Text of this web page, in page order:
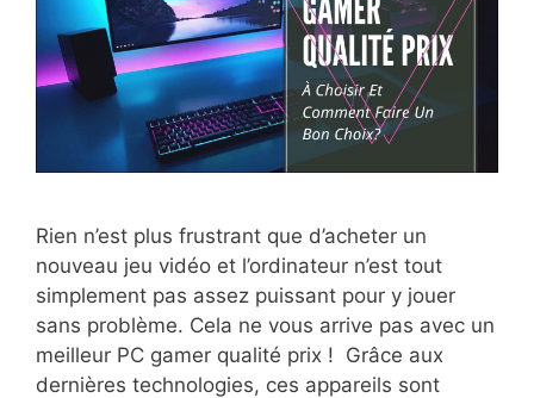
Rien n’est plus frustrant que d’acheter un
nouveau jeu vidéo et l’ordinateur n’est tout
simplement pas assez puissant pour y jouer
sans problème. Cela ne vous arrive pas avec un
meilleur PC gamer qualité prix ! Grâce aux
dernières technologies, ces appareils sont